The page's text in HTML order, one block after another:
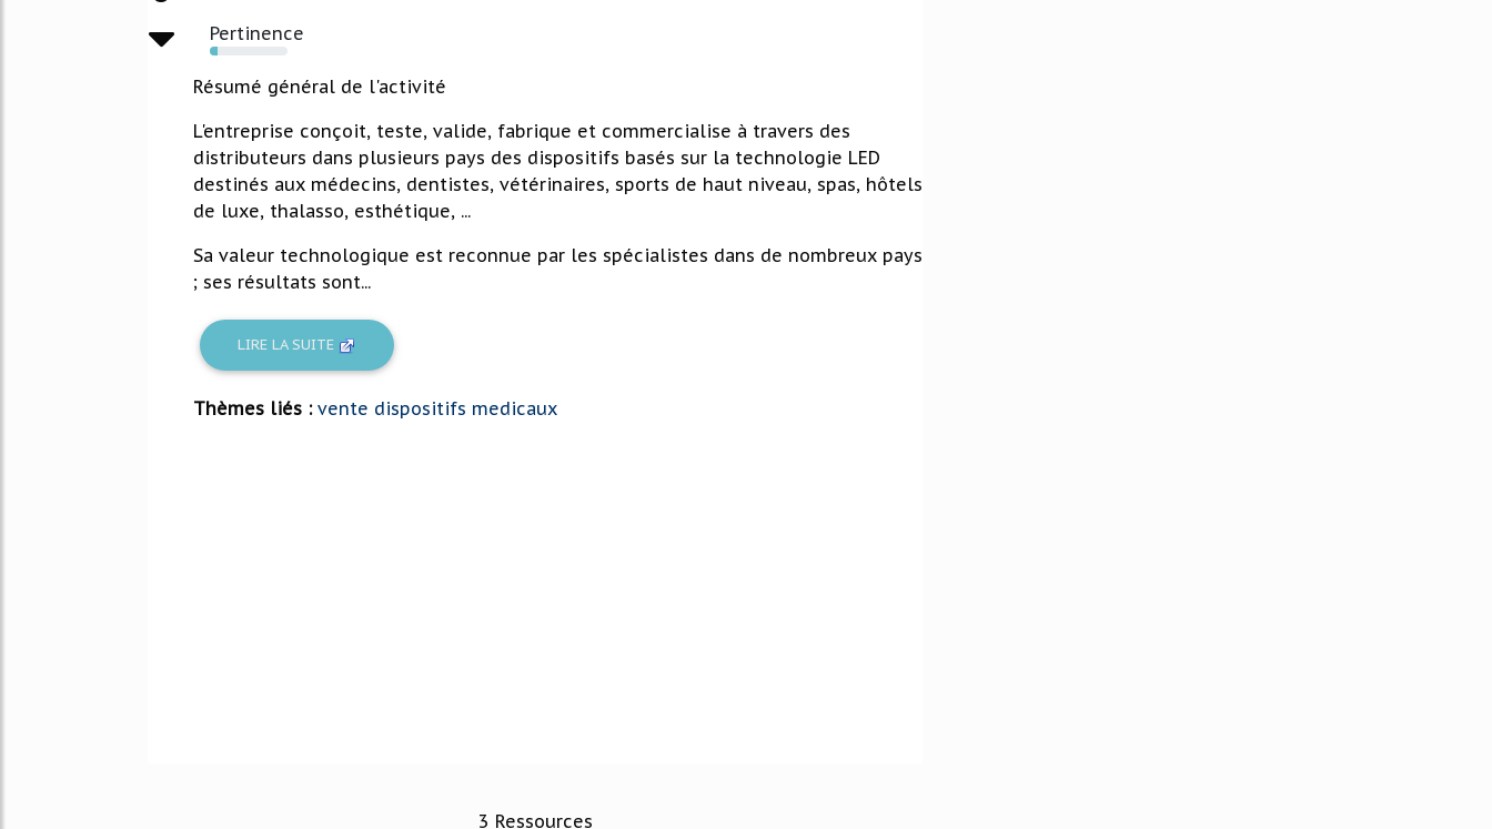
Pertinence
10%
Résumé général de l'activité
L'entreprise conçoit, teste, valide, fabrique et commercialise à travers des
distributeurs dans plusieurs pays des dispositifs basés sur la technologie LED
destinés aux médecins, dentistes, vétérinaires, sports de haut niveau, spas, hôtels
de luxe, thalasso, esthétique, ...
Sa valeur technologique est reconnue par les spécialistes dans de nombreux pays
; ses résultats sont...
LIRE LA SUITE
Thèmes liés : vente dispositifs medicaux
3 Ressources